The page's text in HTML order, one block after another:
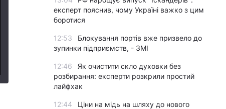
експерт пояснив, чому Україні важко з цим
боротися
12:53
Блокування портів вже призвело до
зупинки підприємств, - ЗМІ
12:46
Як очистити скло духовки без
розбирання: експерти розкрили простий
лайфхак
12:44
Ціни на мідь на шляху до нового